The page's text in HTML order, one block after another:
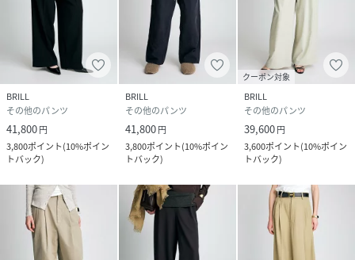
BRILL
その他のパンツ
41,800円
3,800ポイント(10%ポイン
トバック)
BRILL
その他のパンツ
41,800円
3,800ポイント(10%ポイン
トバック)
クーポン対象
BRILL
その他のパンツ
39,600円
3,600ポイント(10%ポイン
トバック)